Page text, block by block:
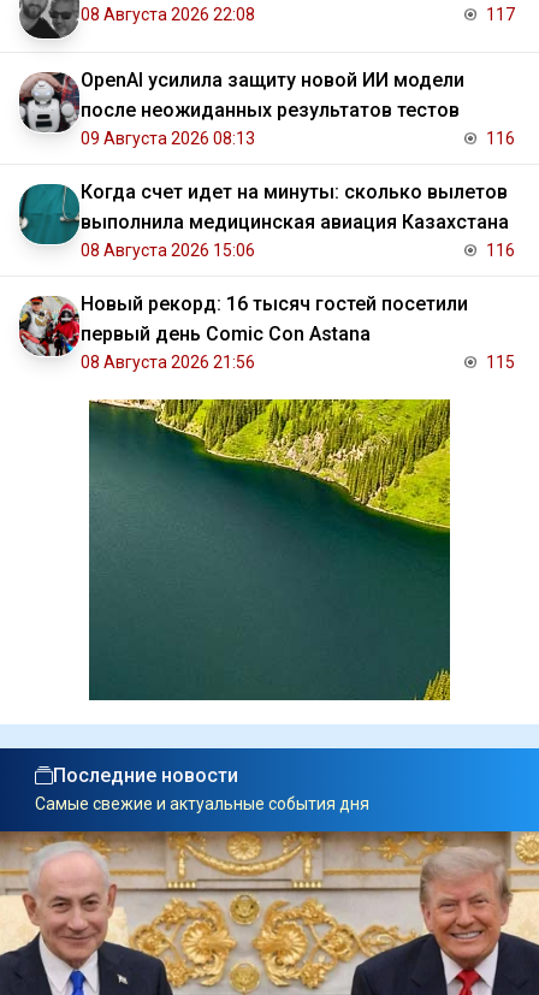
08 Августа 2026 22:08 117
OpenAI усилила защиту новой ИИ модели
после неожиданных результатов тестов
09 Августа 2026 08:13 116
Когда счет идет на минуты: сколько вылетов
выполнила медицинская авиация Казахстана
08 Августа 2026 15:06 116
Новый рекорд: 16 тысяч гостей посетили
первый день Comic Con Astana
08 Августа 2026 21:56 115
Последние новости
Самые свежие и актуальные события дня